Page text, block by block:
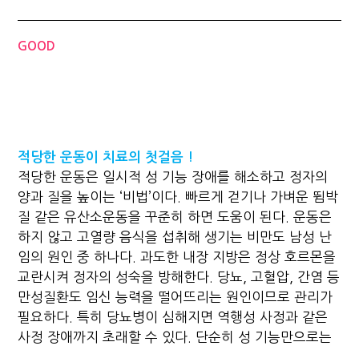
GOOD
적당한 운동이 치료의 첫걸음 !
적당한 운동은 일시적 성 기능 장애를 해소하고 정자의
양과 질을 높이는 ‘비법’이다. 빠르게 걷기나 가벼운 뜀박
질 같은 유산소운동을 꾸준히 하면 도움이 된다. 운동은
하지 않고 고열량 음식을 섭취해 생기는 비만도 남성 난
임의 원인 중 하나다. 과도한 내장 지방은 정상 호르몬을
교란시켜 정자의 성숙을 방해한다. 당뇨, 고혈압, 간염 등
만성질환도 임신 능력을 떨어뜨리는 원인이므로 관리가
필요하다. 특히 당뇨병이 심해지면 역행성 사정과 같은
사정 장애까지 초래할 수 있다. 단순히 성 기능만으로는